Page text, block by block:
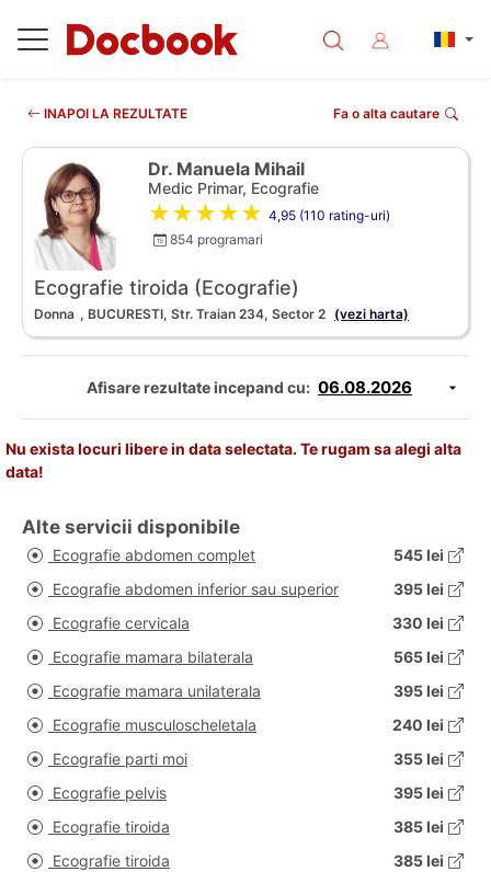
INAPOI LA REZULTATE Fa o alta cautare
Dr. Manuela Mihail
Medic Primar, Ecografie
★★★★★ 4,95 (110 rating-uri)
854 programari
Ecografie tiroida (Ecografie)
Donna , BUCURESTI, Str. Traian 234, Sector 2 (vezi harta)
Afisare rezultate incepand cu:
Nu exista locuri libere in data selectata. Te rugam sa alegi alta
data!
Alte servicii disponibile
Ecografie abdomen complet
545 lei
Ecografie abdomen inferior sau superior
395 lei
Ecografie cervicala
330 lei
Ecografie mamara bilaterala
565 lei
Ecografie mamara unilaterala
395 lei
Ecografie musculoscheletala
240 lei
Ecografie parti moi
355 lei
Ecografie pelvis
395 lei
Ecografie tiroida
385 lei
Ecografie tiroida
385 lei